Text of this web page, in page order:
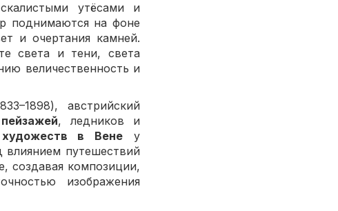
утёсами и
поднимаются на фоне
и очертания камней.
света и тени, света
величественность и
австрийский
, ледников и
в Вене у
путешествий
создавая композиции,
изображения